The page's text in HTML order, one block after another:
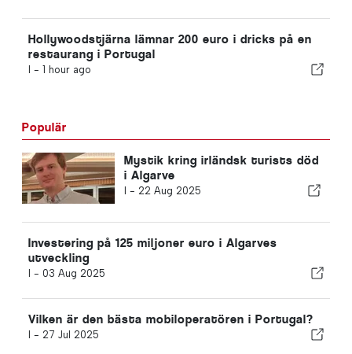
Hollywoodstjärna lämnar 200 euro i dricks på en
restaurang i Portugal
I - 1 hour ago
Populär
Mystik kring irländsk turists död
i Algarve
I - 22 Aug 2025
Investering på 125 miljoner euro i Algarves
utveckling
I - 03 Aug 2025
Vilken är den bästa mobiloperatören i Portugal?
I - 27 Jul 2025